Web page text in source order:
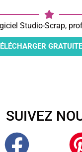
Studio-Scrap,
SUIVEZ